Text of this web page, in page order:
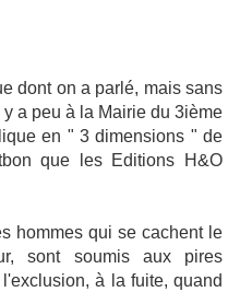
dont on a parlé, mais sans
a peu à la Mairie du 3ième
en " 3 dimensions " de
que les Editions H&O
hommes qui se cachent le
sont soumis aux pires
à la fuite, quand